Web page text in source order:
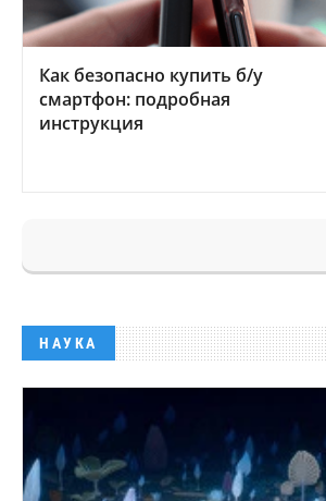
Как безопасно купить б/у
смартфон: подробная
инструкция
НАУКА